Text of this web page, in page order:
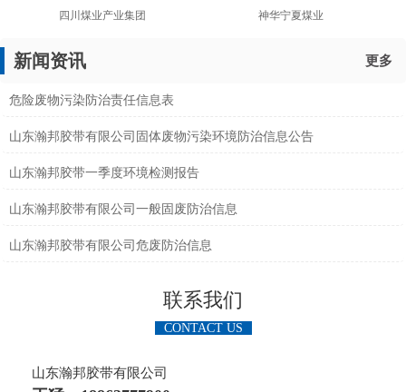
四川煤业产业集团 神华宁夏煤业
新闻资讯 更多
危险废物污染防治责任信息表
山东瀚邦胶带有限公司固体废物污染环境防治信息公告
山东瀚邦胶带一季度环境检测报告
山东瀚邦胶带有限公司一般固废防治信息
山东瀚邦胶带有限公司危废防治信息
联系我们
CONTACT US
山东瀚邦胶带有限公司